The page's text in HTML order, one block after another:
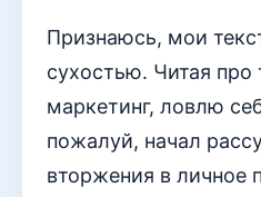
Признаюсь, мои
сухостью. Читая про
маркетинг, ловлю
пожалуй, начал
вторжения в личное